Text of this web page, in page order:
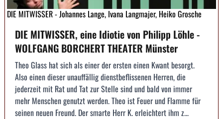
DIE MITWISSER - Johannes Lange, Ivana Langmajer, Heiko Grosche
DIE MITWISSER, eine Idiotie von Philipp Löhle -
WOLFGANG BORCHERT THEATER Münster
Theo Glass hat sich als einer der ersten einen Kwant besorgt.
Also einen dieser unauffällig dienstbeflissenen Herren, die
jederzeit mit Rat und Tat zur Stelle sind und bald von immer
mehr Menschen genutzt werden. Theo ist Feuer und Flamme für
seinen neuen Freund. Der smarte Herr K. erleichtert ihm z...